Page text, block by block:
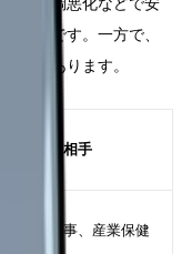
や体調悪化などで安
優先です。一方で、
合もあります。
確認する相手
師長、人事、産業保健